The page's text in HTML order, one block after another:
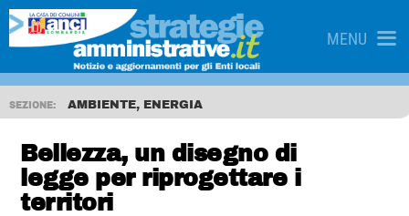
MENU
SEZIONE: AMBIENTE, ENERGIA
Bellezza, un disegno di
legge per riprogettare i
territori